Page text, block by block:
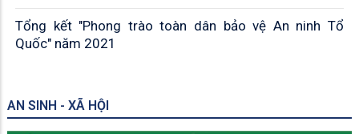
Tổng kết "Phong trào toàn dân bảo vệ An ninh Tổ
Quốc" năm 2021
AN SINH - XÃ HỘI